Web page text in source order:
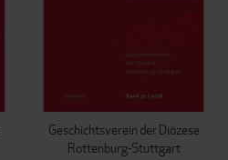
Geschichtsverein der Diözese
Rottenburg-Stuttgart